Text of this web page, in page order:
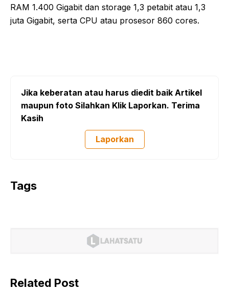
RAM 1.400 Gigabit dan storage 1,3 petabit atau 1,3
juta Gigabit, serta CPU atau prosesor 860 cores.
Jika keberatan atau harus diedit baik Artikel
maupun foto Silahkan Klik Laporkan. Terima
Kasih
Laporkan
Tags
Related Post